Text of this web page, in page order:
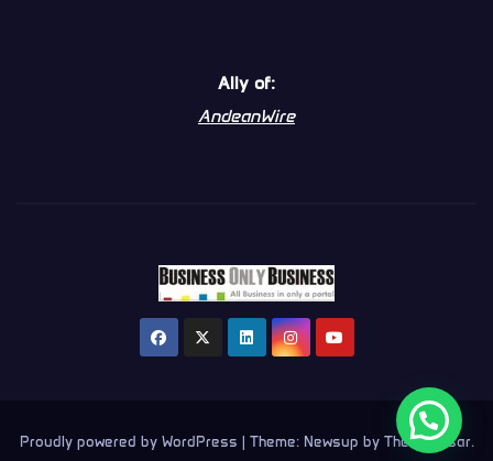
Ally of:
AndeanWire
Proudly powered by WordPress Theme: Newsup by Themeansar.